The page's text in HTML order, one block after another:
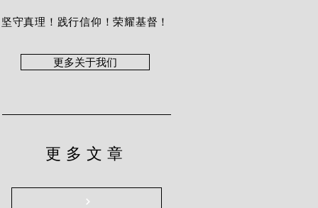
坚守真理！践行信仰！荣耀基督！
更多关于我们
更多文章